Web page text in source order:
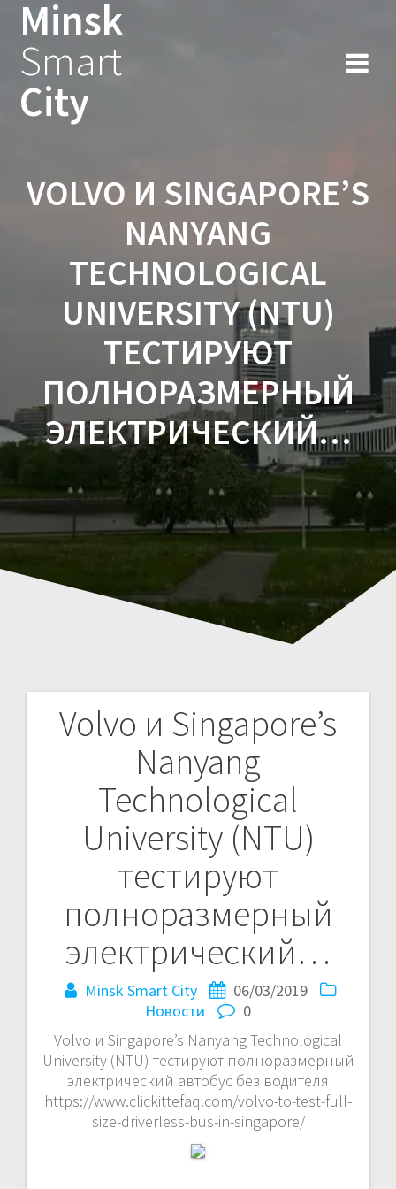
Minsk
Smart
City
VOLVO И SINGAPORE’S
NANYANG
TECHNOLOGICAL
UNIVERSITY (NTU)
ТЕСТИРУЮТ
ПОЛНОРАЗМЕРНЫЙ
ЭЛЕКТРИЧЕСКИЙ…
Volvo и Singapore’s
Nanyang
Technological
University (NTU)
тестируют
полноразмерный
электрический…
Minsk Smart City
06/03/2019
Новости
0
Volvo и Singapore’s Nanyang Technological
University (NTU) тестируют полноразмерный
электрический автобус без водителя
https://www.clickittefaq.com/volvo-to-test-full-
size-driverless-bus-in-singapore/
Навигация
записям